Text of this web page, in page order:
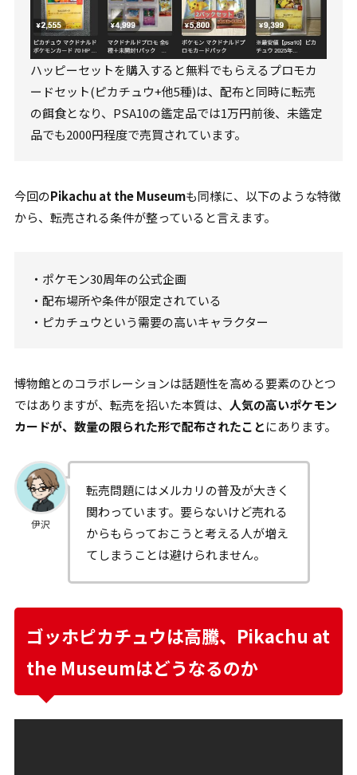
ハッピーセットを購入すると無料でもらえるプロモカ
ードセット(ピカチュウ+他5種)は、配布と同時に転売
の餌食となり、PSA10の鑑定品では1万円前後、未鑑定
品でも2000円程度で売買されています。
今回のPikachu at the Museumも同様に、以下のような特徴
から、転売される条件が整っていると言えます。
・ポケモン30周年の公式企画
・配布場所や条件が限定されている
・ピカチュウという需要の高いキャラクター
博物館とのコラボレーションは話題性を高める要素のひとつ
ではありますが、転売を招いた本質は、 人気の高いポケモン
カードが、数量の限られた形で配布されたことにあります。
伊沢
転売問題にはメルカリの普及が大きく
関わっています。要らないけど売れる
からもらっておこうと考える人が増え
てしまうことは避けられません。
ゴッホピカチュウは高騰、Pikachu at
the Museumはどうなるのか